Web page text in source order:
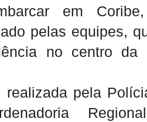
em
pelas equipes,
no centro
realizada pela